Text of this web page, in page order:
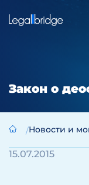
Закон о
Новости и
15.07.2015